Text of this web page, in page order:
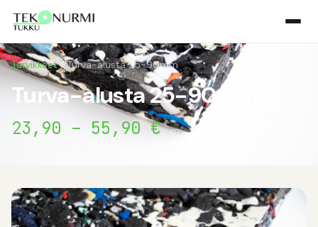
Tarvikkeet/ Turva-alusta 25-90mm
Turva-alusta 25-90mm
23,90 – 55,90 €m²